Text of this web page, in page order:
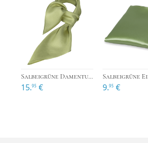
›
Salbeigrüne Damentuch Polyester - Viereckig
15.95 € 9.95 €